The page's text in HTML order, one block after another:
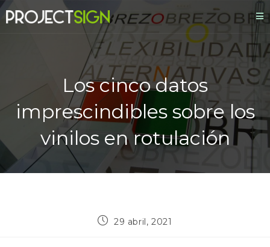
Los cinco datos
imprescindibles sobre los
vinilos en rotulación
29 abril, 2021